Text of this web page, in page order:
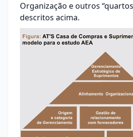
Organização e outros
descritos acima.